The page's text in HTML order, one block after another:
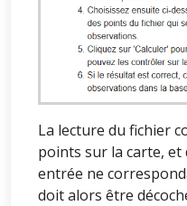
La lecture du fichier
points sur la carte, et
entrée ne
doit alors être